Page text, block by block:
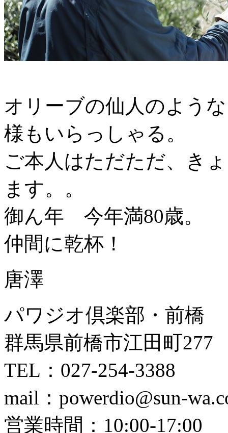
オリーブの仙人のよう
様もいらっしゃる。
ご本人はただただ、き
ます。。
御ん年 今年満80歳。
仲間に乾杯！
唐澤
パワジオ倶楽部・前橋
群馬県前橋市江田町277
TEL：027-254-3388
mail：powerdio@sun-
営業時間：10:00-17:00